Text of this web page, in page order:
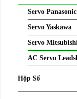
Servo Panasonic
Servo Yaskawa
Servo Mitsubishi
AC Servo
Hộp Số